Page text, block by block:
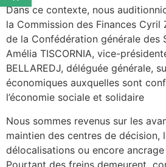
Dans ce contexte, nous
la Commission des Finances Cyril
de la Confédération générale des
Amélia TISCORNIA, vice-
BELLAREDJ, déléguée générale,
économiques auxquelles sont
l’économie sociale et solidaire
Nous sommes revenus sur les
maintien des centres de décision,
délocalisations ou encore
Pourtant des freins demeurent